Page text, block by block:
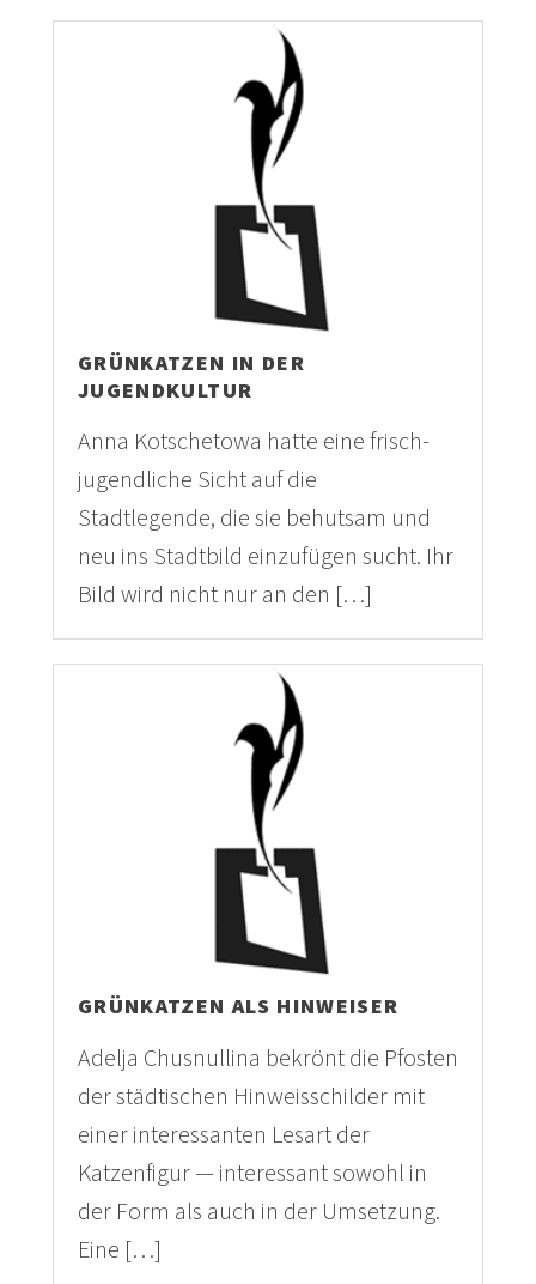
GRÜNKATZEN IN DER
JUGENDKULTUR
Anna Kotschetowa hatte eine frisch-
jugendliche Sicht auf die
Stadtlegende, die sie behutsam und
neu ins Stadtbild einzufügen sucht. Ihr
Bild wird nicht nur an den […]
GRÜNKATZEN ALS HINWEISER
Adelja Chusnullina bekrönt die Pfosten
der städtischen Hinweisschilder mit
einer interessanten Lesart der
Katzenfigur — interessant sowohl in
der Form als auch in der Umsetzung.
Eine […]